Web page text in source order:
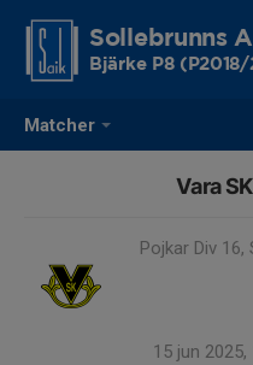
Matcher
Sollebrunns
Bjärke P8 (P2018/
Vara
Pojkar Div
15 jun 2025,